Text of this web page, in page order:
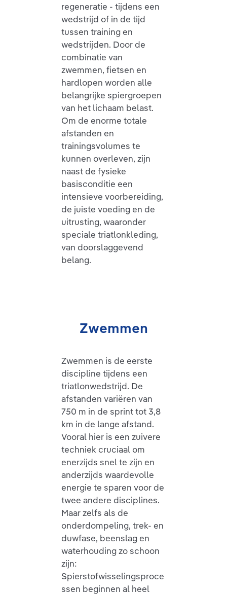
regeneratie - tijdens een
wedstrijd of in de tijd
tussen training en
wedstrijden. Door de
combinatie van
zwemmen, fietsen en
hardlopen worden alle
belangrijke spiergroepen
van het lichaam belast.
Om de enorme totale
afstanden en
trainingsvolumes te
kunnen overleven, zijn
naast de fysieke
basisconditie een
intensieve voorbereiding,
de juiste voeding en de
uitrusting, waaronder
speciale triatlonkleding,
van doorslaggevend
belang.
Zwemmen
Zwemmen is de eerste
discipline tijdens een
triatlonwedstrijd. De
afstanden variëren van
750 m in de sprint tot 3,8
km in de lange afstand.
Vooral hier is een zuivere
techniek cruciaal om
enerzijds snel te zijn en
anderzijds waardevolle
energie te sparen voor de
twee andere disciplines.
Maar zelfs als de
onderdompeling, trek- en
duwfase, beenslag en
waterhouding zo schoon
zijn:
Spierstofwisselingsproce
ssen beginnen al heel